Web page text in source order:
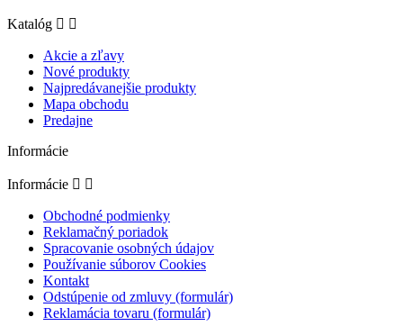
Katalóg  
Akcie a zľavy
Nové produkty
Najpredávanejšie produkty
Mapa obchodu
Predajne
Informácie
Informácie  
Obchodné podmienky
Reklamačný poriadok
Spracovanie osobných údajov
Používanie súborov Cookies
Kontakt
Odstúpenie od zmluvy (formulár)
Reklamácia tovaru (formulár)